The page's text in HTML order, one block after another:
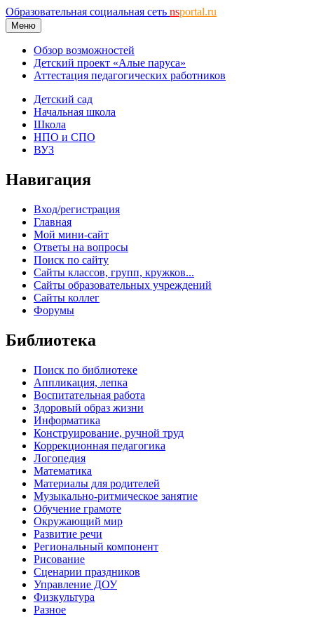
Образовательная социальная сеть nsportal.ru
Меню
Обзор возможностей
Детский проект «Алые паруса»
Аттестация педагогических работников
Детский сад
Начальная школа
Школа
НПО и СПО
ВУЗ
Навигация
Вход/регистрация
Главная
Мой мини-сайт
Ответы на вопросы
Поиск по сайту
Сайты классов, групп, кружков...
Сайты образовательных учреждений
Сайты коллег
Форумы
Библиотека
Поиск по библиотеке
Аппликация, лепка
Воспитательная работа
Здоровый образ жизни
Информатика
Конструирование, ручной труд
Коррекционная педагогика
Логопедия
Математика
Материалы для родителей
Музыкально-ритмическое занятие
Обучение грамоте
Окружающий мир
Развитие речи
Региональный компонент
Рисование
Сценарии праздников
Управление ДОУ
Физкультура
Разное